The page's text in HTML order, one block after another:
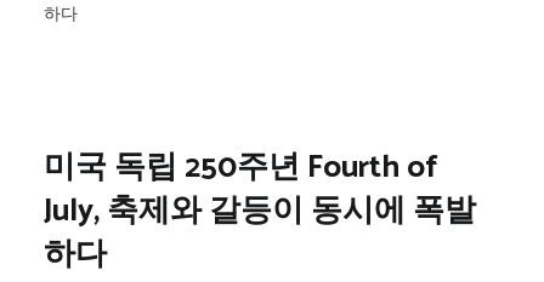
하다
미국 독립 250주년 Fourth of
July, 축제와 갈등이 동시에 폭발
하다